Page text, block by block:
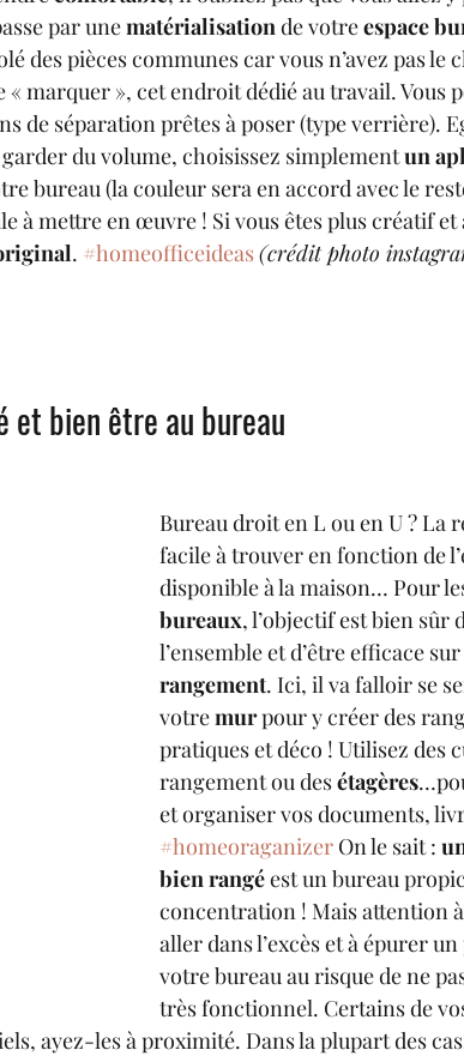
par une matérialisation de votre espace
des pièces communes car vous n’avez pas le
« marquer », cet endroit dédié au travail. Vous
de séparation prêtes à poser (type verrière).
du volume, choisissez simplement un
bureau (la couleur sera en accord avec le
à mettre en œuvre ! Si vous êtes plus créatif et
. #homeofficeideas(crédit photo
et bien être au bureau
Bureau droit en L ou en U ? La
facile à trouver en fonction de
disponible à la maison… Pour
bureaux, l’objectif est bien sûr
l’ensemble et d’être efficace
rangement. Ici, il va falloir se
votre mur pour y créer des
pratiques et déco ! Utilisez des
rangement ou des étagères
et organiser vos documents,
#homeoraganizer On le sait :
bien rangé est un bureau
concentration ! Mais attention
aller dans l’excès et à épurer
votre bureau au risque de ne
très fonctionnel. Certains de
ayez-les à proximité. Dans la plupart des